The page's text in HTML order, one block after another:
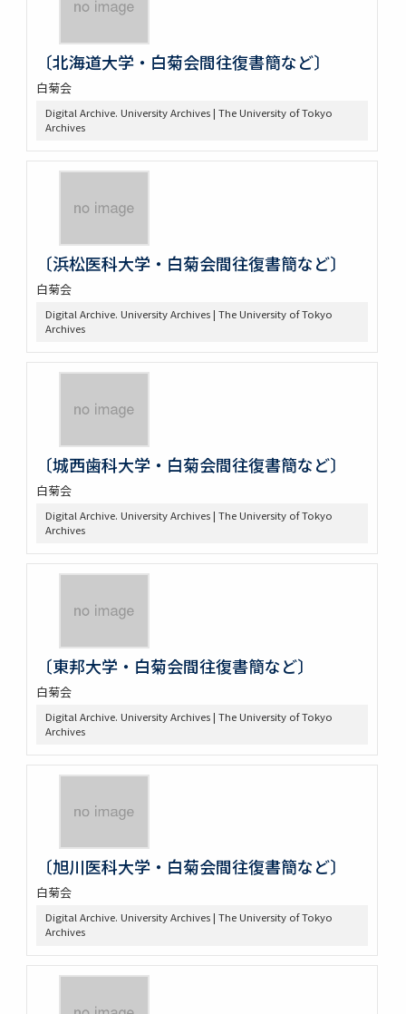
〔北海道大学・白菊会間往復書簡など〕
白菊会
Digital Archive. University Archives | The University of Tokyo
Archives
〔浜松医科大学・白菊会間往復書簡など〕
白菊会
Digital Archive. University Archives | The University of Tokyo
Archives
〔城西歯科大学・白菊会間往復書簡など〕
白菊会
Digital Archive. University Archives | The University of Tokyo
Archives
〔東邦大学・白菊会間往復書簡など〕
白菊会
Digital Archive. University Archives | The University of Tokyo
Archives
〔旭川医科大学・白菊会間往復書簡など〕
白菊会
Digital Archive. University Archives | The University of Tokyo
Archives